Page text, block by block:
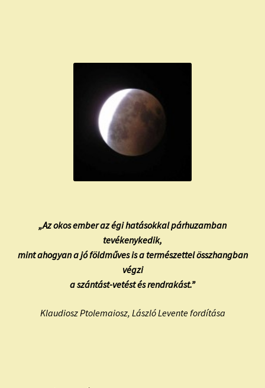
IRATKOZZ FEL A VIDEÓ CSATORNÁNKRA!
TAROT ELEMZÉS MEGRENDELÉSE LIMITÁLT!
„Az okos ember az égi hatásokkal párhuzamban
tevékenykedik,
mint ahogyan a jó földműves is a természettel összhangban
végzi
a szántást-vetést és rendrakást.”
Klaudiosz Ptolemaiosz, László Levente fordítása